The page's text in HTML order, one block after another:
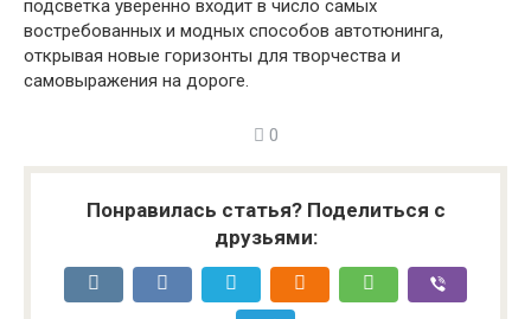
подсветка уверенно входит в число самых
востребованных и модных способов автотюнинга,
открывая новые горизонты для творчества и
самовыражения на дороге.
0
Понравилась статья? Поделиться с
друзьями: